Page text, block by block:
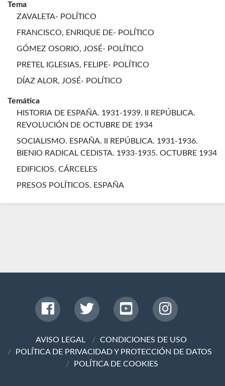
Tema
ZAVALETA- POLÍTICO
FRANCISCO, ENRIQUE DE- POLÍTICO
GÓMEZ OSORIO, JOSÉ- POLÍTICO
PRETEL IGLESIAS, FELIPE- POLÍTICO
DÍAZ ALOR, JOSÉ- POLÍTICO
Temática
HISTORIA DE ESPAÑA. 1931-1939. II REPÚBLICA.
REVOLUCIÓN DE OCTUBRE DE 1934
SOCIALISMO. ESPAÑA. II REPÚBLICA. 1931-1936.
BIENIO RADICAL CEDISTA. 1933-1935. OCTUBRE 1934
EDIFICIOS. CÁRCELES
PRESOS POLÍTICOS. ESPAÑA
AVISO LEGAL
CONDICIONES DE USO
POLÍTICA DE PRIVACIDAD Y PROTECCIÓN DE DATOS
POLÍTICA DE COOKIES